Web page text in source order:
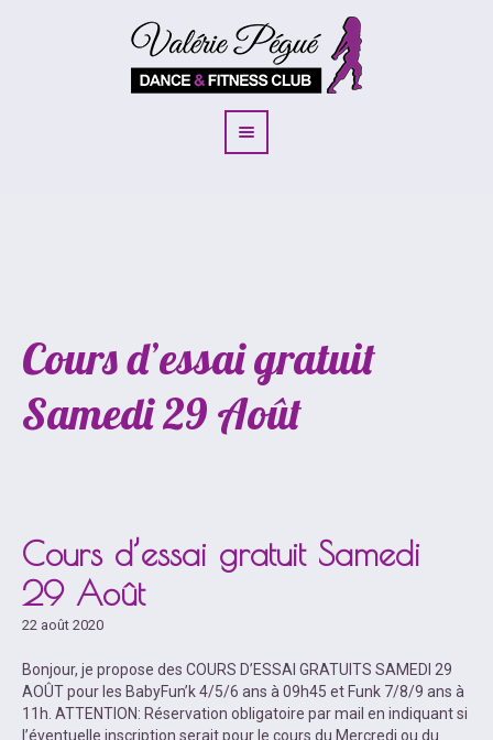
Cours d’essai gratuit
Samedi 29 Août
Cours d’essai gratuit Samedi
29 Août
22 août 2020
Bonjour, je propose des COURS D’ESSAI GRATUITS SAMEDI 29
AOÛT pour les BabyFun’k 4/5/6 ans à 09h45 et Funk 7/8/9 ans à
11h. ATTENTION: Réservation obligatoire par mail en indiquant si
l’éventuelle inscription serait pour le cours du Mercredi ou du